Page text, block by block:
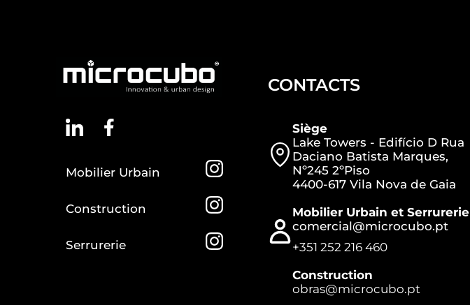
Mobilier Urbain
Construction
Serrurerie
CONTACTS
Siège
Lake Towers - Edifício D Rua
Daciano Batista Marques,
Nº245 2ºPiso
4400-617 Vila Nova de Gaia
Mobilier Urbain et Serrurerie
comercial@microcubo.pt
+351 252 216 460
Construction
obras@microcubo.pt